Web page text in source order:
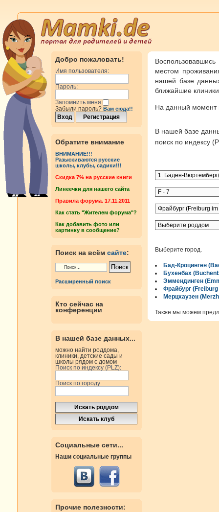
Добро пожаловать!
Имя пользователя:
Пароль:
Запомнить меня
Забыли пароль? Вам сюда!!
Обратите внимание
ВНИМАНИЕ!!!
Разыскиваются русские
школы, клубы, садики!!!
Cкидка 7% на русские книги
Линеечки для нашего сайта
Правила форума. 17.11.2011
Как стать "Жителем форума"?
Как добавить фото или
картинку в сообщение?
Поиск на всём сайте:
Расширенный поиск
Кто сейчас на
конференции
В нашей базе данных...
можно найти роддома,
клиники, детские сады и
школы рядом с домом
Поиск по индексу (PLZ):
Поиск по городу
Социальные сети...
Наши социальные группы
Прочие полезности:
местом
нашей базе
ближайшие
На данный
В нашей базе
поиск по индексу
Выберите город.
Бад-Кроцинген
Бухенбах
Эммендинген
Фрайбург
Мерцхаузен
Также мы можем